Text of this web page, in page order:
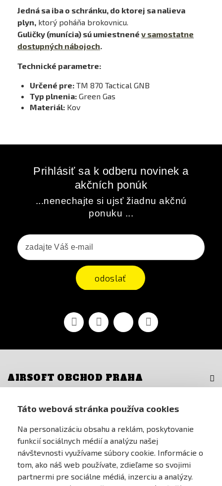
Táto webová stránka používa cookies
Na personalizáciu obsahu a reklám, poskytovanie
funkcií sociálnych médií a analýzu našej
návštevnosti využívame súbory cookie. Informácie o
tom, ako náš web používate, zdieľame so svojimi
partnermi pre sociálne médiá, inzerciu a analýzy.
Jedná sa iba o schránku, do ktorej sa nalieva
plyn, ktorý poháňa brokovnicu.
Guličky (munícia) sú umiestnené v samostatne
dostupných nábojoch.
Technické parametre:
Určené pre: TM 870 Tactical GNB
Typ plnenia: Green Gas
Materiál: Kov
Prihlásiť sa k odberu novinek a
akčních ponúk
...nenechajte si ujsť žiadnu akčnú
ponuku ...
odoslať
FacebookYoutubeVimeo Instagram
AIRSOFT OBCHOD PRAHA
PRE ZÁKAZNÍKOV
MÔJ ÚČET
ONLINE PLATEBNÍ BRÁNA